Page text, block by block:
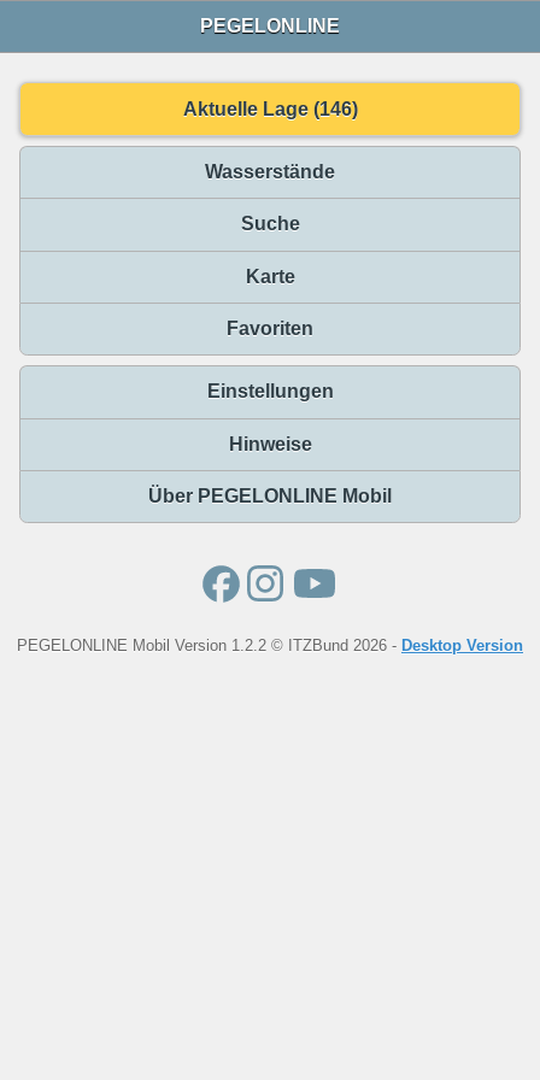
PEGELONLINE
Aktuelle Lage (146)
Wasserstände
Suche
Karte
Favoriten
Einstellungen
Hinweise
Über PEGELONLINE Mobil
PEGELONLINE Mobil Version 1.2.2 © ITZBund 2026 - Desktop Version